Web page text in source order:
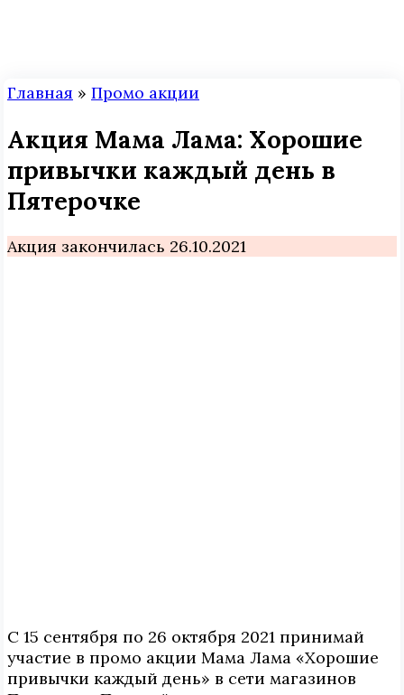
Главная » Промо акции
Акция Мама Лама: Хорошие
привычки каждый день в
Пятерочке
Акция закончилась 26.10.2021
С 15 сентября по 26 октября 2021 принимай
участие в промо акции Мама Лама «Хорошие
привычки каждый день» в сети магазинов